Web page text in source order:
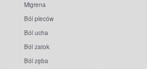
Migrena
Ból pleców
Ból ucha
Ból zatok
Ból zęba